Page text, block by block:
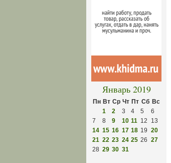
Январь 2019
Пн Вт Ср Чт Пт Сб Вс
1
2 3 4 5
6
7
8 9 10 11 12
13
14 15 16 17 18 19 20
21 22 23 24 25 26 27
28 29 30 31